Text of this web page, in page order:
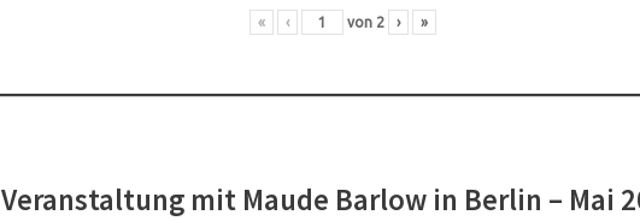
« ‹ von 2 › »
Veranstaltung mit Maude Barlow in Berlin – Mai